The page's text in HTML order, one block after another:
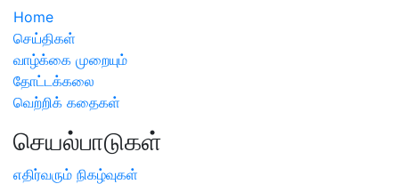
Home
செய்திகள்
வாழ்க்கை முறையும்
தோட்டக்கலை
வெற்றிக் கதைகள்
செயல்பாடுகள்
எதிர்வரும் நிகழ்வுகள்